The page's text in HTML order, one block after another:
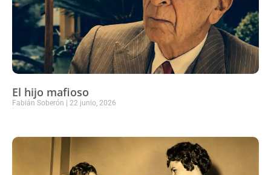
El hijo mafioso
Fabián Soberón 22 junio, 2026